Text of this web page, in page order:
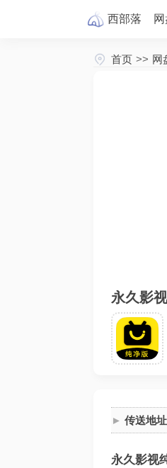
西部落
首页 >> 网
永久影
传送地址
永久影视